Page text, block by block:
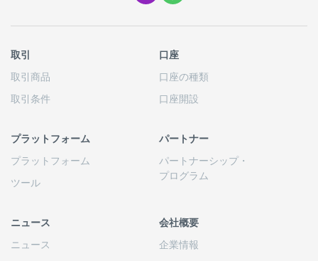
取引
取引商品
取引条件
口座
口座の種類
口座開設
プラットフォーム
プラットフォーム
ツール
パートナー
パートナーシップ・
プログラム
ニュース
ニュース
会社概要
企業情報